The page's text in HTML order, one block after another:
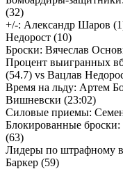
(32)
+/-: Александр Шаров
Недорост (10)
Броски: Вячеслав
Процент выигранных
(54.7) vs Вацлав
Время на льду: Артем
Вишневски (23:02)
Силовые приемы:
Блокированные
(63)
Лидеры по штрафному
Баркер (59)